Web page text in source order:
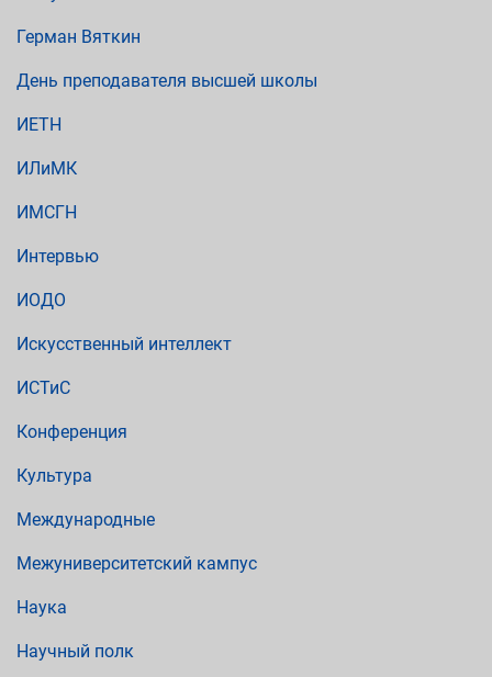
Герман Вяткин
День преподавателя высшей школы
ИЕТН
ИЛиМК
ИМСГН
Интервью
ИОДО
Искусственный интеллект
ИСТиС
Конференция
Культура
Международные
Межуниверситетский кампус
Наука
Научный полк